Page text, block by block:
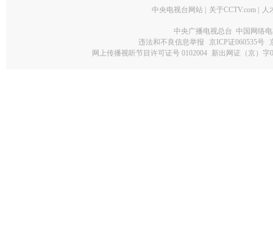
中央电视台网站 关于CCTV.com 人
中央广播电视总台 中国网络
违法和不良信息举报
京ICP证060535号
网上传播视听节目许可证号 0102004 新出网证（京）